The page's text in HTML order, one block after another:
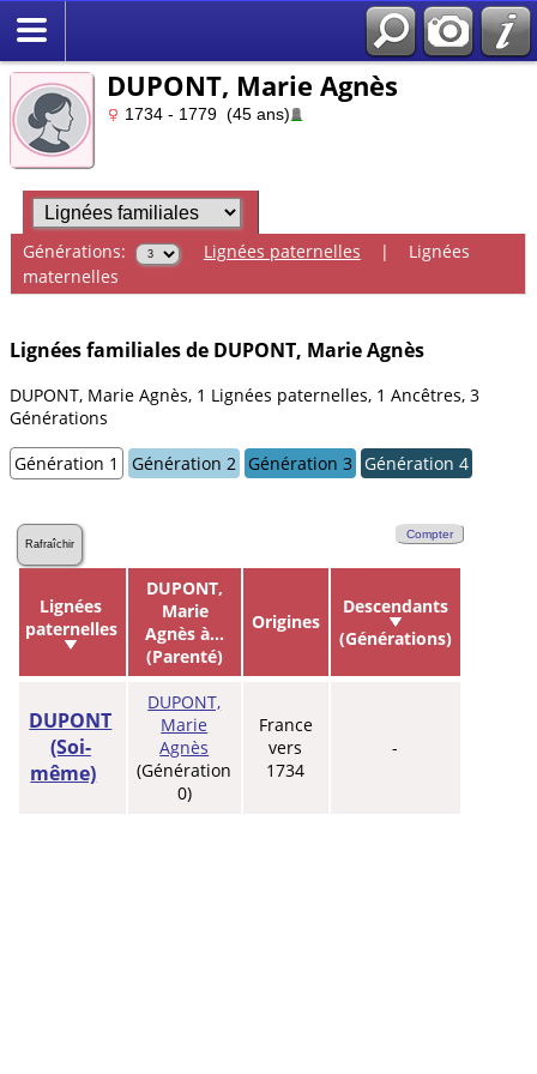
DUPONT, Marie Agnès
1734 - 1779 (45 ans)
Générations: Lignées paternelles | Lignées
maternelles
Lignées familiales de DUPONT, Marie Agnès
DUPONT, Marie Agnès, 1 Lignées paternelles, 1 Ancêtres, 3
Générations
Génération 1
Génération 2 Génération 3 Génération 4
Rafraîchir
Compter
Lignées
paternelles
DUPONT,
Marie
Agnès à...
(Parenté)
Origines
Descendants
(Générations)
DUPONT
(Soi-
même)
DUPONT,
Marie
Agnès
(Génération
0)
France
vers
1734
-